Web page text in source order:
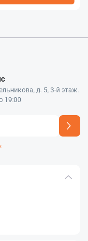
д. 5, 3-й этаж.
19:00